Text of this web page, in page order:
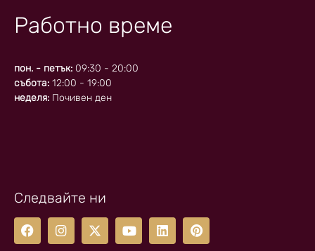
Работно време
пон. - петък: 09:30 - 20:00
събота: 12:00 - 19:00
неделя: Почивен ден
Следвайте ни